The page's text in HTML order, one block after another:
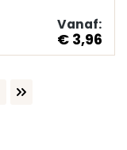
Vanaf:
€ 3,96